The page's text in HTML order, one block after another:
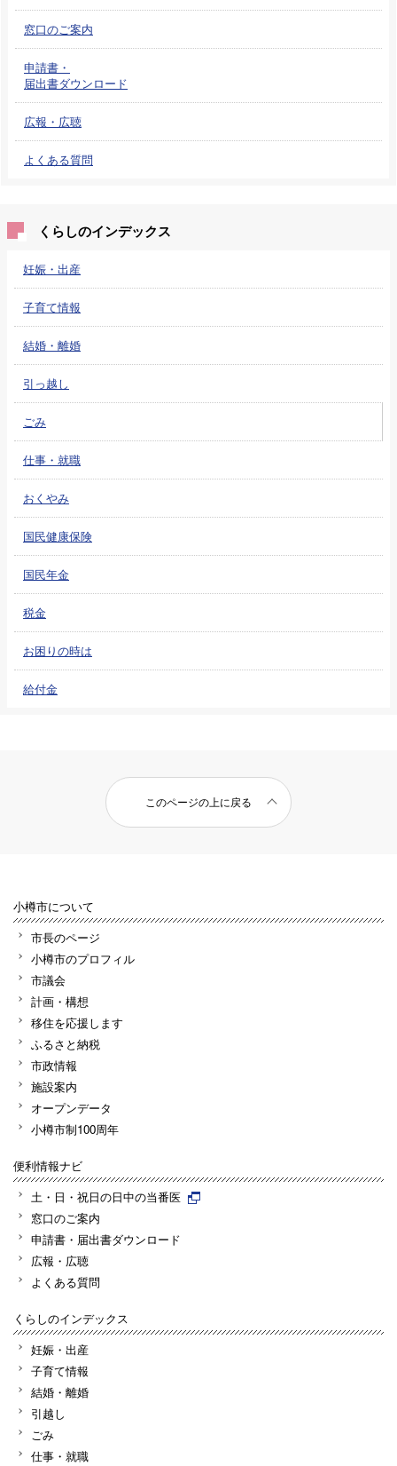
窓口のご案内
申請書・
届出書ダウンロード
広報・広聴
よくある質問
くらしのインデックス
妊娠・出産
子育て情報
結婚・離婚
引っ越し
ごみ
仕事・就職
おくやみ
国民健康保険
国民年金
税金
お困りの時は
給付金
このページの上に戻る
小樽市について
市長のページ
小樽市のプロフィル
市議会
計画・構想
移住を応援します
ふるさと納税
市政情報
施設案内
オープンデータ
小樽市制100周年
便利情報ナビ
土・日・祝日の日中の当番医
窓口のご案内
申請書・届出書ダウンロード
広報・広聴
よくある質問
くらしのインデックス
妊娠・出産
子育て情報
結婚・離婚
引越し
ごみ
仕事・就職